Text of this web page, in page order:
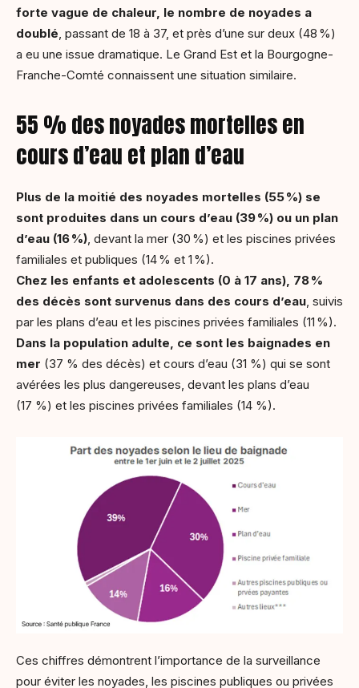
forte vague de chaleur, le nombre de noyades a
doublé, passant de 18 à 37, et près d’une sur deux (48 %)
a eu une issue dramatique. Le Grand Est et la Bourgogne-
Franche-Comté connaissent une situation similaire.
55 % des noyades mortelles en
cours d’eau et plan d’eau
Plus de la moitié des noyades mortelles (55 %) se
sont produites dans un cours d’eau (39 %) ou un plan
d’eau (16 %), devant la mer (30 %) et les piscines privées
familiales et publiques (14 % et 1 %).
Chez les enfants et adolescents (0 à 17 ans), 78 %
des décès sont survenus dans des cours d’eau, suivis
par les plans d’eau et les piscines privées familiales (11 %).
Dans la population adulte, ce sont les baignades en
mer (37 % des décès) et cours d’eau (31 %) qui se sont
avérées les plus dangereuses, devant les plans d’eau
(17 %) et les piscines privées familiales (14 %).
Ces chiffres démontrent l’importance de la surveillance
pour éviter les noyades, les piscines publiques ou privées